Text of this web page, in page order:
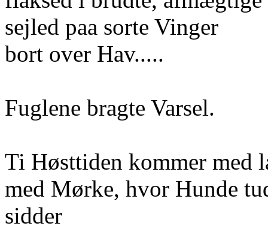
sejled paa sorte Vinger
bort over Hav.....
Fuglene bragte Varsel.
Ti Høsttiden kommer med
med Mørke, hvor Hunde
sidder